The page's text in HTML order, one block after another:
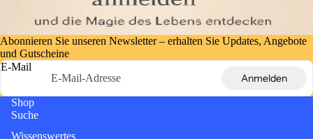
Abonnieren Sie unseren Newsletter – erhalten Sie Updates, Angebote
und Gutscheine
E-Mail
Anmelden
Shop
Suche
Wissenswertes